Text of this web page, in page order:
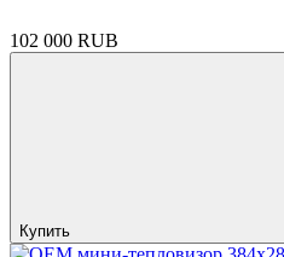
102 000 RUB
Купить